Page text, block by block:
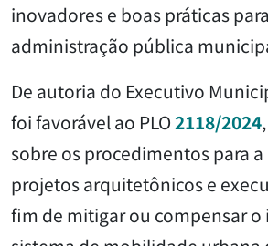
inovadores e boas práticas
administração pública
De autoria do Executivo
foi favorável ao PLO2118/2024
sobre os procedimentos para
projetos arquitetônicos e
fim de mitigar ou compensar